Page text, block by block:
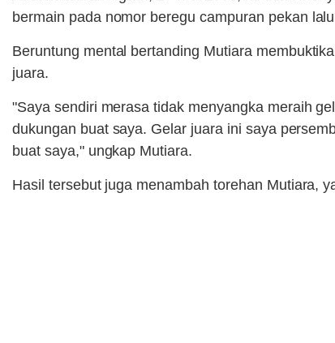
bermain pada nomor beregu campuran pekan
Beruntung mental bertanding Mutiara
juara.
"Saya sendiri merasa tidak menyangka meraih
dukungan buat saya. Gelar juara ini saya
buat saya," ungkap Mutiara.
Hasil tersebut juga menambah torehan Mutiara,